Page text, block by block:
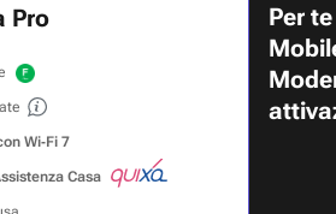
Pro
Wi‑Fi 7
Casa
Per